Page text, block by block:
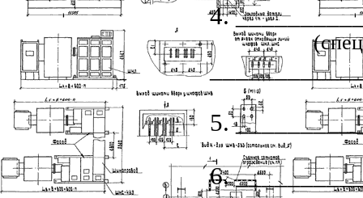
4.
5.
6.